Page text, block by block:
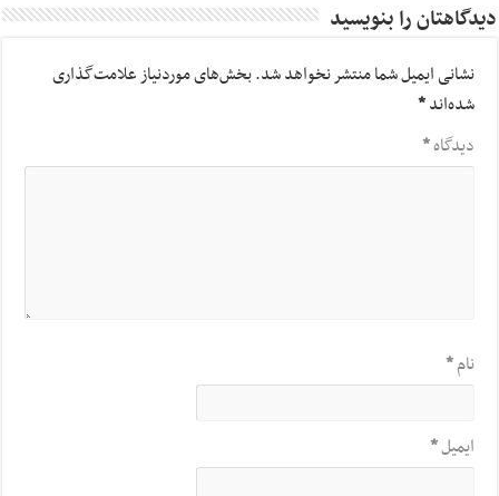
دیدگاهتان را بنویسید
نشانی ایمیل شما منتشر نخواهد شد.بخش‌های موردنیاز علامت‌گذاری
شده‌اند*
دیدگاه*
نام*
ایمیل*